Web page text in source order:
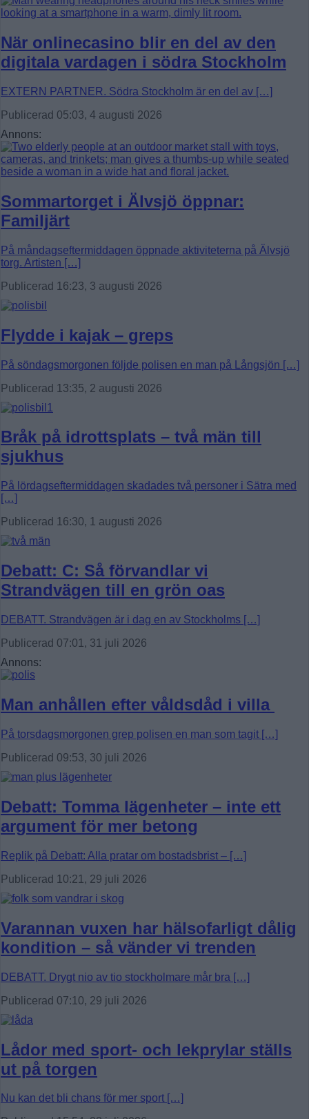
När onlinecasino blir en del av den
digitala vardagen i södra Stockholm
EXTERN PARTNER. Södra Stockholm är en del av […]
Publicerad 05:03, 4 augusti 2026
Annons:
Sommartorget i Älvsjö öppnar:
Familjärt
På måndagseftermiddagen öppnade aktiviteterna på Älvsjö
torg. Artisten […]
Publicerad 16:23, 3 augusti 2026
Flydde i kajak – greps
På söndagsmorgonen följde polisen en man på Långsjön […]
Publicerad 13:35, 2 augusti 2026
Bråk på idrottsplats – två män till
sjukhus
På lördagseftermiddagen skadades två personer i Sätra med
[…]
Publicerad 16:30, 1 augusti 2026
Debatt: C: Så förvandlar vi
Strandvägen till en grön oas
DEBATT. Strandvägen är i dag en av Stockholms […]
Publicerad 07:01, 31 juli 2026
Annons:
Man anhållen efter våldsdåd i villa
På torsdagsmorgonen grep polisen en man som tagit […]
Publicerad 09:53, 30 juli 2026
Debatt: Tomma lägenheter – inte ett
argument för mer betong
Replik på Debatt: Alla pratar om bostadsbrist – […]
Publicerad 10:21, 29 juli 2026
Varannan vuxen har hälsofarligt dålig
kondition – så vänder vi trenden
DEBATT. Drygt nio av tio stockholmare mår bra […]
Publicerad 07:10, 29 juli 2026
Lådor med sport- och lekprylar ställs
ut på torgen
Nu kan det bli chans för mer sport […]